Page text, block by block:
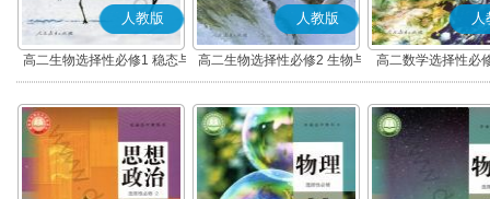
人教版
高二生物选择性必修1 稳态与
调节
人教版
高二生物选择性必修2 生物与
环境
人
高二数学选择性必
(A版)